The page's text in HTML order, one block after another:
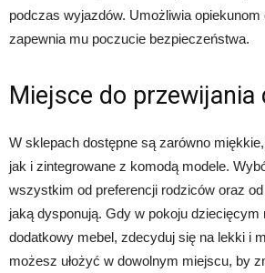
podczas wyjazdów. Umożliwia
zapewnia mu poczucie bezpieczeństwa.
Miejsce do przewijania
W sklepach dostępne są zarówno
jak i zintegrowane z komodą modele.
wszystkim od preferencji rodziców oraz
jaką dysponują. Gdy w pokoju dziecięcym
dodatkowy mebel, zdecyduj się na lekki i
możesz ułożyć w dowolnym miejscu, by